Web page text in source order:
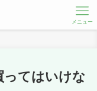
メニュー
ってはいけな